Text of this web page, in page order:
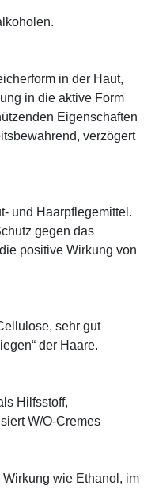
in der Haut,
in die aktive Form
Eigenschaften
verzögert
und Haarpflegemittel.
gegen das
positive Wirkung von
sehr gut
der Haare.
Hilfsstoff,
W/O-Cremes
wie Ethanol, im